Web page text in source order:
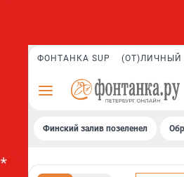
ФОНТАНКА SUP (ОТ)ЛИЧНЫЙ
Финский залив позеленел